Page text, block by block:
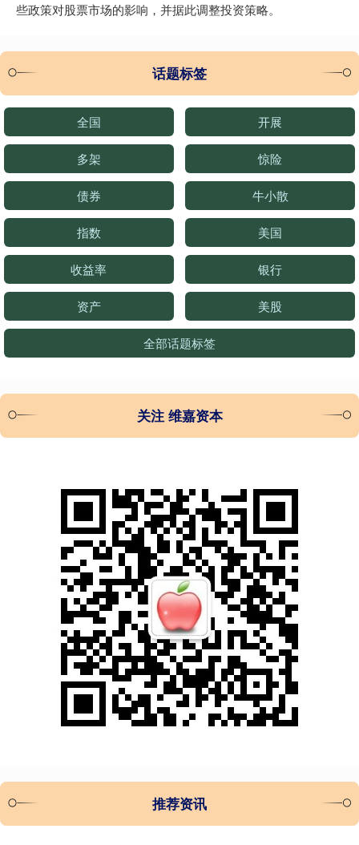
些政策对股票市场的影响，并据此调整投资策略。
话题标签
全国 开展
多架 惊险
债券 牛小散
指数 美国
收益率 银行
资产 美股
全部话题标签
关注 维嘉资本
推荐资讯